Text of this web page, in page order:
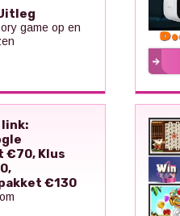
game op en
€70, Klus
€130